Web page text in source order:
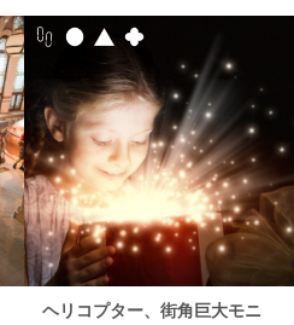
ヘリコプター、街角巨大モニ